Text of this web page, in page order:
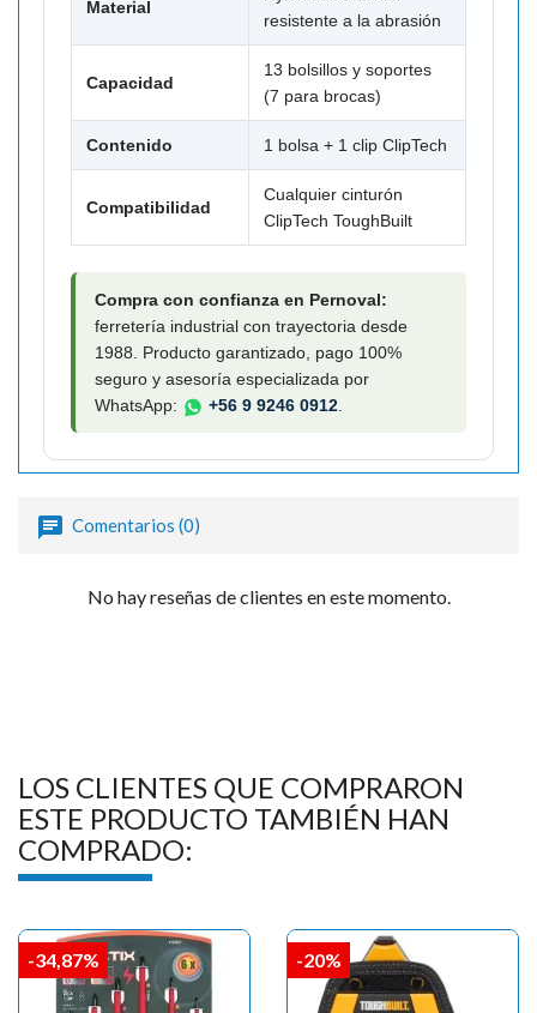
Material
resistente a la abrasión
Capacidad
13 bolsillos y soportes
(7 para brocas)
Contenido 1 bolsa + 1 clip ClipTech
Compatibilidad
Cualquier cinturón
ClipTech ToughBuilt
Compra con confianza en Pernoval:
ferretería industrial con trayectoria desde
1988. Producto garantizado, pago 100%
seguro y asesoría especializada por
WhatsApp:
+56 9 9246 0912.
Comentarios (0)
No hay reseñas de clientes en este momento.
LOS CLIENTES QUE COMPRARON
ESTE PRODUCTO TAMBIÉN HAN
COMPRADO:
-34,87% -20%